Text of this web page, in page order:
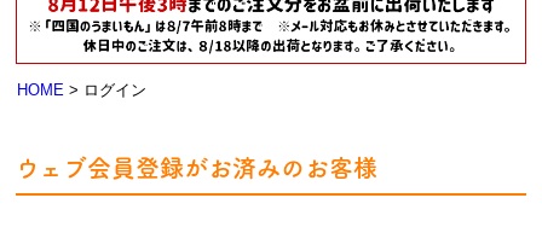
HOME ログイン
ウェブ会員登録がお済みのお客様